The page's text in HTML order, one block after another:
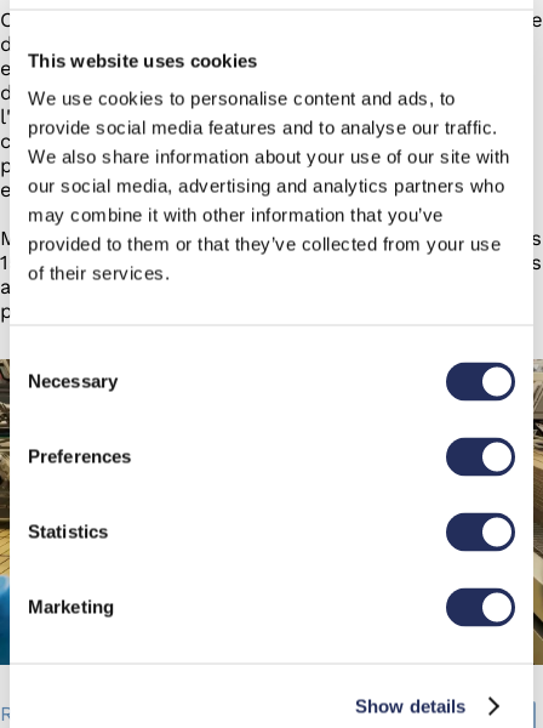
This website uses cookies
We use cookies to personalise content and ads, to
provide social media features and to analyse our traffic.
We also share information about your use of our site with
our social media, advertising and analytics partners who
may combine it with other information that you’ve
provided to them or that they’ve collected from your use
of their services.
Consent
Selection
Necessary
Preferences
Statistics
Marketing
Show details
Ces 15 années de collaboration sont un signe tangible
de la force de la synergie entre deux entreprises
engagées à dépasser les normes de qualité,
d'innovation et de durabilité. Nous envisageons
l'avenir avec enthousiasme, prêts à continuer à
croître ensemble et à offrir aux consommateurs des
produits qui répondent aux normes les plus élevées
en matière de goût et d'intégrité.
Merci à Rigoni di Asiago et à Makro Labelling pour ces
15 années de partenariat, un parcours réussi qui nous
a rendus plus forts et plus déterminés que jamais à
poursuivre l'excellence dans nos domaines.
Rigoni di Asiago